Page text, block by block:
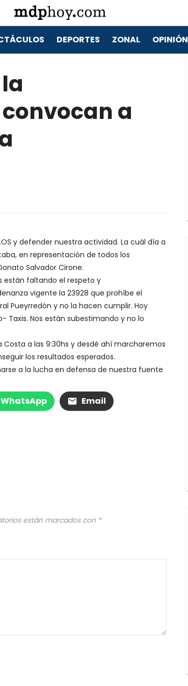
DEPORTES ZONAL OPINIÓN
a
y defender nuestra actividad. La cuál día a
en representación de todos los
Salvador Cirone.
están faltando el respeto y
vigente la 23928 que prohíbe el
Pueyrredón y no la hacen cumplir. Hoy
Nos están subestimando y no lo
Costa a las 9:30hs y desdé ahí marcharemos
los resultados esperados.
a la lucha en defensa de nuestra fuente
WhatsApp Email
están marcados con *